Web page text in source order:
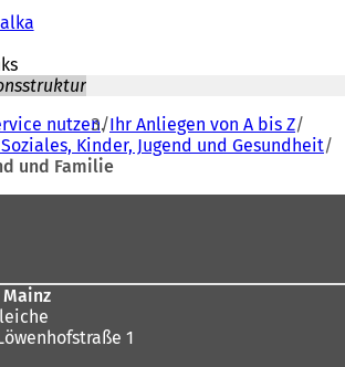
nutzen Ihr Anliegen von A bis Z
Kinder, Jugend und Gesundheit
und Familie
1